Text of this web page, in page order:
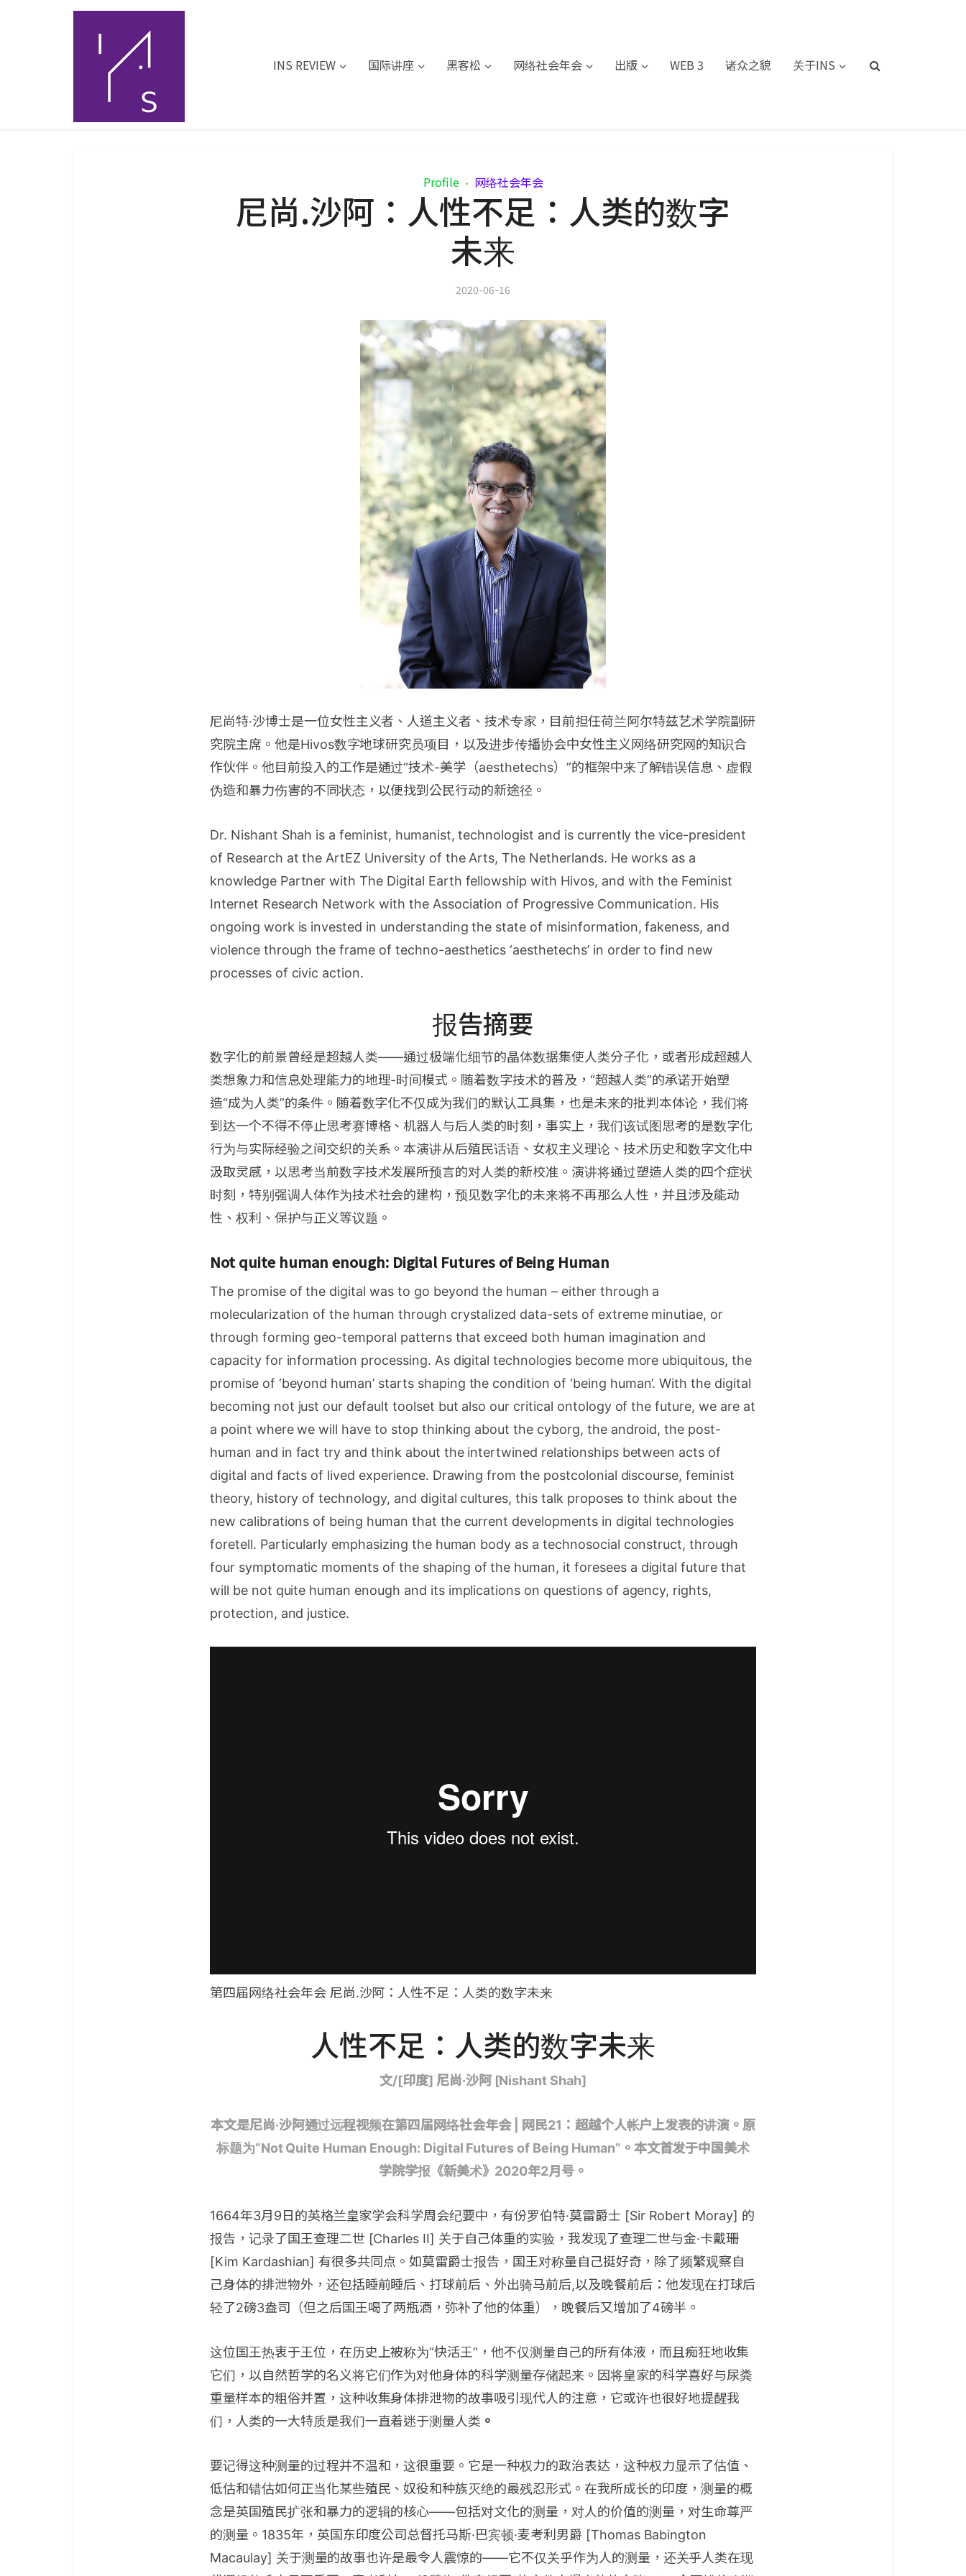
INS REVIEW 国际讲座 黑客松 网络社会年会 出版 WEB 3 诸众之貌 关于INS
Profile • 网络社会年会
尼尚.沙阿：人性不足：人类的数字
未来
2020-06-16
尼尚特·沙博士是一位女性主义者、人道主义者、技术专家，目前担任荷兰阿尔特兹艺术学院副研
究院主席。他是Hivos数字地球研究员项目，以及进步传播协会中女性主义网络研究网的知识合
作伙伴。他目前投入的工作是通过“技术-美学（aesthetechs）”的框架中来了解错误信息、虚假
伪造和暴力伤害的不同状态，以便找到公民行动的新途径。
Dr. Nishant Shah is a feminist, humanist, technologist and is currently the vice-president
of Research at the ArtEZ University of the Arts, The Netherlands. He works as a
knowledge Partner with The Digital Earth fellowship with Hivos, and with the Feminist
Internet Research Network with the Association of Progressive Communication. His
ongoing work is invested in understanding the state of misinformation, fakeness, and
violence through the frame of techno-aesthetics ‘aesthetechs’ in order to find new
processes of civic action.
报告摘要
数字化的前景曾经是超越人类——通过极端化细节的晶体数据集使人类分子化，或者形成超越人
类想象力和信息处理能力的地理-时间模式。随着数字技术的普及，“超越人类”的承诺开始塑
造“成为人类”的条件。随着数字化不仅成为我们的默认工具集，也是未来的批判本体论，我们将
到达一个不得不停止思考赛博格、机器人与后人类的时刻，事实上，我们该试图思考的是数字化
行为与实际经验之间交织的关系。本演讲从后殖民话语、女权主义理论、技术历史和数字文化中
汲取灵感，以思考当前数字技术发展所预言的对人类的新校准。演讲将通过塑造人类的四个症状
时刻，特别强调人体作为技术社会的建构，预见数字化的未来将不再那么人性，并且涉及能动
性、权利、保护与正义等议题。
Not quite human enough: Digital Futures of Being Human
The promise of the digital was to go beyond the human – either through a
molecularization of the human through crystalized data-sets of extreme minutiae, or
through forming geo-temporal patterns that exceed both human imagination and
capacity for information processing. As digital technologies become more ubiquitous, the
promise of ‘beyond human’ starts shaping the condition of ‘being human’. With the digital
becoming not just our default toolset but also our critical ontology of the future, we are at
a point where we will have to stop thinking about the cyborg, the android, the post-
human and in fact try and think about the intertwined relationships between acts of
digital and facts of lived experience. Drawing from the postcolonial discourse, feminist
theory, history of technology, and digital cultures, this talk proposes to think about the
new calibrations of being human that the current developments in digital technologies
foretell. Particularly emphasizing the human body as a technosocial construct, through
four symptomatic moments of the shaping of the human, it foresees a digital future that
will be not quite human enough and its implications on questions of agency, rights,
protection, and justice.
第四届网络社会年会 尼尚.沙阿：人性不足：人类的数字未来
人性不足：人类的数字未来
文/[印度] 尼尚·沙阿 [Nishant Shah]
本文是尼尚·沙阿通过远程视频在第四届网络社会年会 | 网民21：超越个人帐户上发表的讲演。原
标题为“Not Quite Human Enough: Digital Futures of Being Human”。本文首发于中国美术
学院学报《新美术》2020年2月号。
1664年3月9日的英格兰皇家学会科学周会纪要中，有份罗伯特·莫雷爵士 [Sir Robert Moray] 的
报告，记录了国王查理二世 [Charles II] 关于自己体重的实验，我发现了查理二世与金·卡戴珊
[Kim Kardashian] 有很多共同点。如莫雷爵士报告，国王对称量自己挺好奇，除了频繁观察自
己身体的排泄物外，还包括睡前睡后、打球前后、外出骑马前后,以及晚餐前后：他发现在打球后
轻了2磅3盎司（但之后国王喝了两瓶酒，弥补了他的体重），晚餐后又增加了4磅半。
这位国王热衷于王位，在历史上被称为“快活王”，他不仅测量自己的所有体液，而且痴狂地收集
它们，以自然哲学的名义将它们作为对他身体的科学测量存储起来。因将皇家的科学喜好与尿粪
重量样本的粗俗并置，这种收集身体排泄物的故事吸引现代人的注意，它或许也很好地提醒我
们，人类的一大特质是我们一直着迷于测量人类 。
要记得这种测量的过程并不温和，这很重要。它是一种权力的政治表达，这种权力显示了估值、
低估和错估如何正当化某些殖民、奴役和种族灭绝的最残忍形式。在我所成长的印度，测量的概
念是英国殖民扩张和暴力的逻辑的核心——包括对文化的测量，对人的价值的测量，对生命尊严
的测量。1835年，英国东印度公司总督托马斯·巴宾顿·麦考利男爵 [Thomas Babington
Macaulay] 关于测量的故事也许是最令人震惊的——它不仅关乎作为人的测量，还关乎人类在现